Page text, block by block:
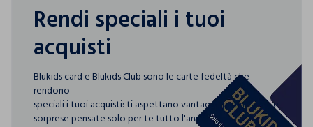
Rendi speciali i tuoi
acquisti
Blukids card e Blukids Club sono le carte fedeltà che
rendono
speciali i tuoi acquisti: ti aspettano vantaggi, promozioni e
sorprese pensate solo per te tutto l'anno!